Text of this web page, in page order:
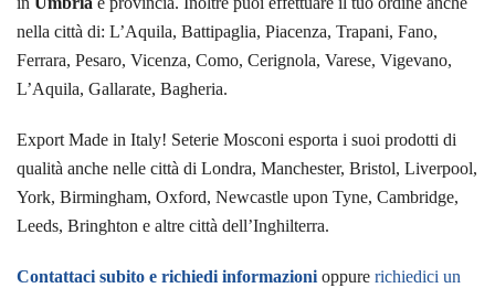
nella città di: L’Aquila, Battipaglia, Piacenza, Trapani, Fano,
Ferrara, Pesaro, Vicenza, Como, Cerignola, Varese, Vigevano,
L’Aquila, Gallarate, Bagheria.
Export Made in Italy! Seterie Mosconi esporta i suoi prodotti di
qualità anche nelle città di Londra, Manchester, Bristol, Liverpool,
York, Birmingham, Oxford, Newcastle upon Tyne, Cambridge,
Leeds, Bringhton e altre città dell’Inghilterra.
Contattaci subito e richiedi informazioni oppure richiedici un